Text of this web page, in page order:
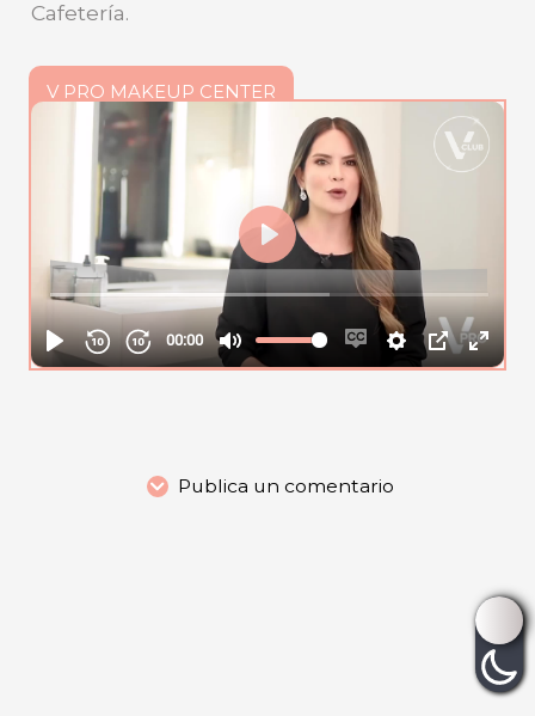
Cafetería.
V PRO MAKEUP CENTER
Publica un comentario